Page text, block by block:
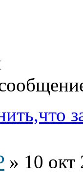
» 10 окт